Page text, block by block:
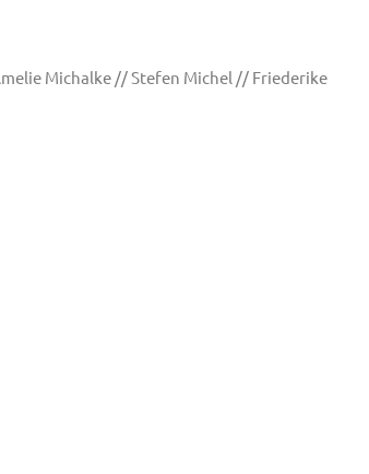
Michalke // Stefen Michel // Friederike